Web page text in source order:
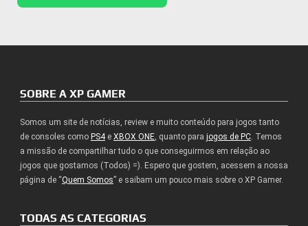
SOBRE A XP GAMER
Somos um site de notícias, review e muito conteúdo para jogos tanto
de consoles como PS4e XBOX ONE, quanto para jogos de PC. Temos
a missão de compartilhar tudo o que conseguirmos em relação ao
jogos que gostamos (Todos) =). Espero que gostem, acessem a nossa
página de “Quem Somos” e saibam um pouco mais sobre o XP Gamer.
TODAS AS CATEGORIAS